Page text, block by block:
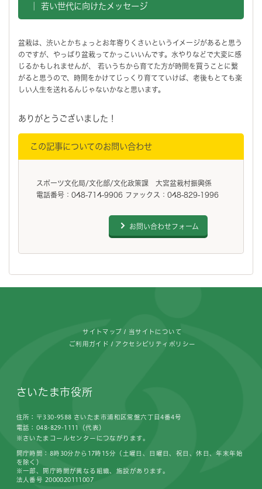
｜ 若い世代に向けたメッセージ
盆栽は、渋いとかちょっとお年寄りくさいというイメージがあると思う
のですが、やっぱり盆栽ってかっこいいんです。水やりなどで大変に感
じるかもしれませんが、 若いうちから育てた方が時間を買うことに繋
がると思うので、時間をかけてじっくり育てていけば、老後もとても楽
しい人生を送れるんじゃないかなと思います。
ありがとうございました！
この記事についてのお問い合わせ
スポーツ文化局/文化部/文化政策課 大宮盆栽村振興係
電話番号：048-714-9906 ファックス：048-829-1996
お問い合わせフォーム
サイトマップ 当サイトについて
ご利用ガイド アクセシビリティポリシー
さいたま市役所
住所：〒330-9588 さいたま市浦和区常盤六丁目4番4号
電話：048-829-1111（代表）
※さいたまコールセンターにつながります。
開庁時間：8時30分から17時15分（土曜日、日曜日、祝日、休日、年末年始
を除く）
※一部、開庁時間が異なる組織、施設があります。
法人番号 2000020111007